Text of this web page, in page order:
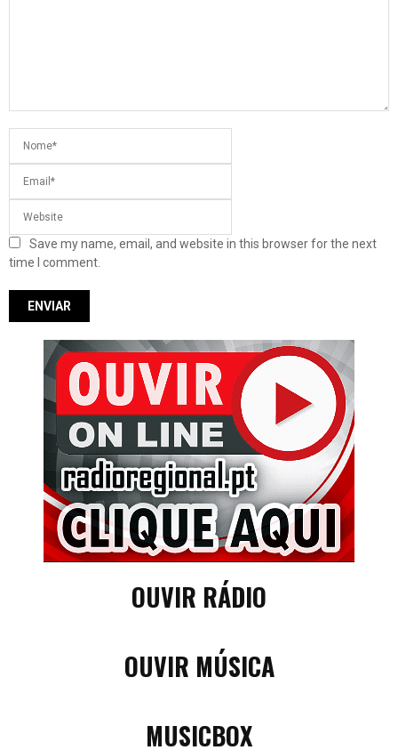
Save my name, email, and website in this browser for the next
time I comment.
OUVIR RÁDIO
OUVIR MÚSICA
MUSICBOX